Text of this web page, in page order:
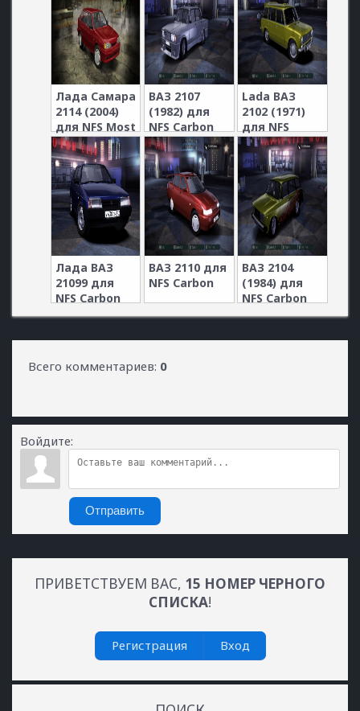
Лада Самара
2114 (2004)
для NFS Most
Wanted
ВАЗ 2107
(1982) для
NFS Carbon
Lada ВАЗ
2102 (1971)
для NFS
Carbon
Лада ВАЗ
21099 для
NFS Carbon
ВАЗ 2110 для
NFS Carbon
ВАЗ 2104
(1984) для
NFS Carbon
Всего комментариев: 0
Войдите:
Отправить
ПРИВЕТСТВУЕМ ВАС, 15 НОМЕР ЧЕРНОГО
СПИСКА!
Регистрация Вход